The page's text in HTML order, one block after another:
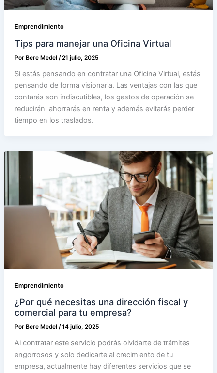
Emprendimiento
Tips para manejar una Oficina Virtual
Por Bere Medel /21 julio, 2025
Si estás pensando en contratar una Oficina Virtual, estás
pensando de forma visionaria. Las ventajas con las que
contarás son indiscutibles, los gastos de operación se
reducirán, ahorrarás en renta y además evitarás perder
tiempo en los traslados.
Emprendimiento
¿Por qué necesitas una dirección fiscal y
comercial para tu empresa?
Por Bere Medel /14 julio, 2025
Al contratar este servicio podrás olvidarte de trámites
engorrosos y solo dedicarte al crecimiento de tu
empresa, actualmente hay diferentes servicios que se